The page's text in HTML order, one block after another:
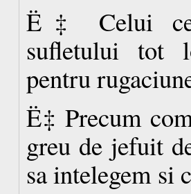
Ë‡ Celui ce
sufletului tot
pentru
Ë‡ Precum
greu de jefuit
sa intelegem si